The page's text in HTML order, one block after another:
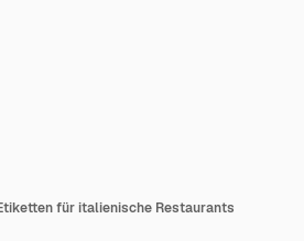
für italienische Restaurants